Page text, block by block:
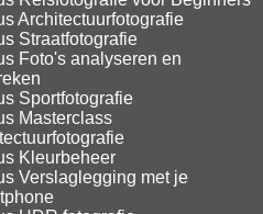
Architectuurfotografie
Straatfotografie
Foto's analyseren en
Sportfotografie
Masterclass
Kleurbeheer
Verslaglegging met je